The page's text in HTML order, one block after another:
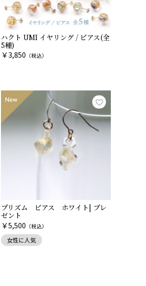
ハクト UMI イヤリング / ピアス(全
5種)
￥3,850 （税込）
プリズム ピアス ホワイト| プレ
ゼント
￥5,500 （税込）
女性に人気